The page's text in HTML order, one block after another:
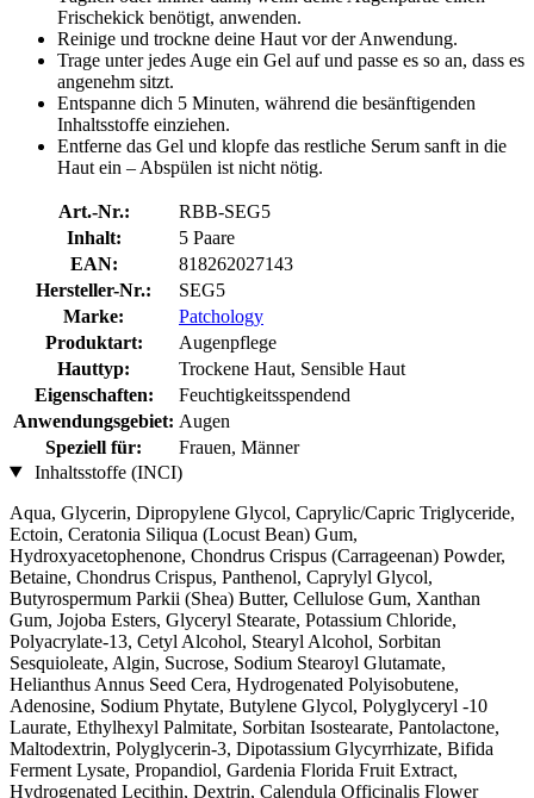
Frischekick benötigt, anwenden.
Reinige und trockne deine Haut vor der Anwendung.
Trage unter jedes Auge ein Gel auf und passe es so an, dass es
angenehm sitzt.
Entspanne dich 5 Minuten, während die besänftigenden
Inhaltsstoffe einziehen.
Entferne das Gel und klopfe das restliche Serum sanft in die
Haut ein – Abspülen ist nicht nötig.
Art.-Nr.:
RBB-SEG5
Inhalt:
5 Paare
EAN:
818262027143
Hersteller-Nr.:
SEG5
Marke:
Patchology
Produktart:
Augenpflege
Hauttyp:
Trockene Haut, Sensible Haut
Eigenschaften:
Feuchtigkeitsspendend
Anwendungsgebiet: Augen
Speziell für:
Frauen, Männer
Inhaltsstoffe (INCI)
Aqua, Glycerin, Dipropylene Glycol, Caprylic/Capric Triglyceride,
Ectoin, Ceratonia Siliqua (Locust Bean) Gum,
Hydroxyacetophenone, Chondrus Crispus (Carrageenan) Powder,
Betaine, Chondrus Crispus, Panthenol, Caprylyl Glycol,
Butyrospermum Parkii (Shea) Butter, Cellulose Gum, Xanthan
Gum, Jojoba Esters, Glyceryl Stearate, Potassium Chloride,
Polyacrylate-13, Cetyl Alcohol, Stearyl Alcohol, Sorbitan
Sesquioleate, Algin, Sucrose, Sodium Stearoyl Glutamate,
Helianthus Annus Seed Cera, Hydrogenated Polyisobutene,
Adenosine, Sodium Phytate, Butylene Glycol, Polyglyceryl -10
Laurate, Ethylhexyl Palmitate, Sorbitan Isostearate, Pantolactone,
Maltodextrin, Polyglycerin-3, Dipotassium Glycyrrhizate, Bifida
Ferment Lysate, Propandiol, Gardenia Florida Fruit Extract,
Hydrogenated Lecithin, Dextrin, Calendula Officinalis Flower